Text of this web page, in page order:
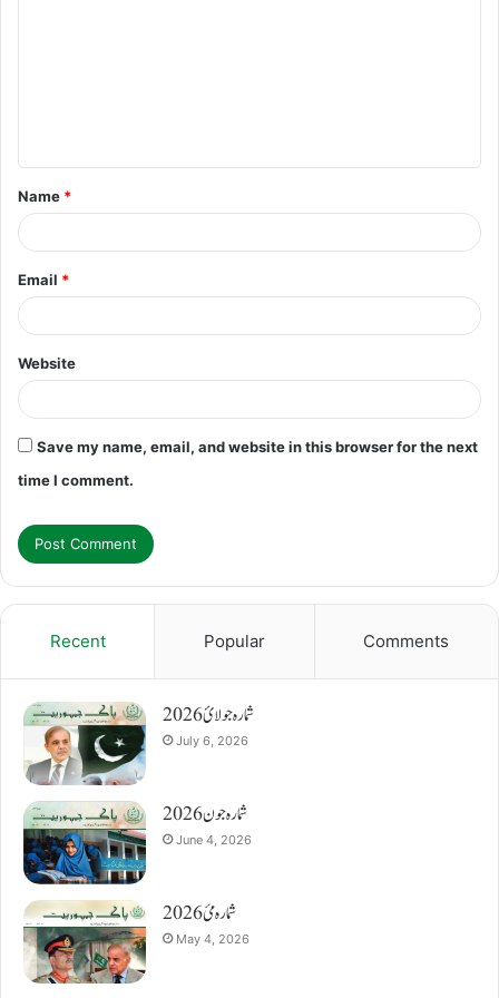
t
*
Name *
Email *
Website
Save my name, email, and website in this browser for the next
time I comment.
Recent Popular Comments
شمارہ جولائ 2026
July 6, 2026
شمارہ جون 2026
June 4, 2026
شمارہ مئ 2026
May 4, 2026